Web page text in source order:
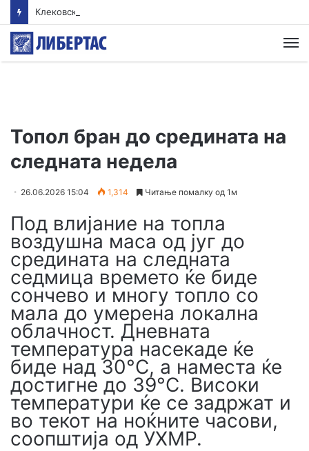
Топол бран до средината на
следната недела
26.06.2026 15:04 1,314 Читање помалку од 1м
Под влијание на топла
воздушна маса од југ до
средината на следната
седмица времето ќе биде
сончево и многу топло со
мала до умерена локална
облачност. Дневната
температура насекаде ќе
биде над 30°C, а наместа ќе
достигне до 39°C. Високи
температури ќе се задржат и
во текот на ноќните часови,
соопштија од УХМР.